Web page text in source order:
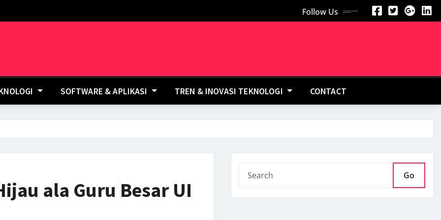
Follow Us
SOFTWARE & APLIKASI TREN & INOVASI TEKNOLOGI CONTACT
ala Guru Besar UI
Go